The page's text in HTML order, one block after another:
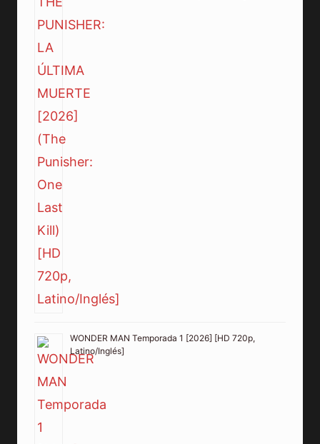
WONDER MAN Temporada 1 [2026] [HD 720p,
Latino/Inglés]